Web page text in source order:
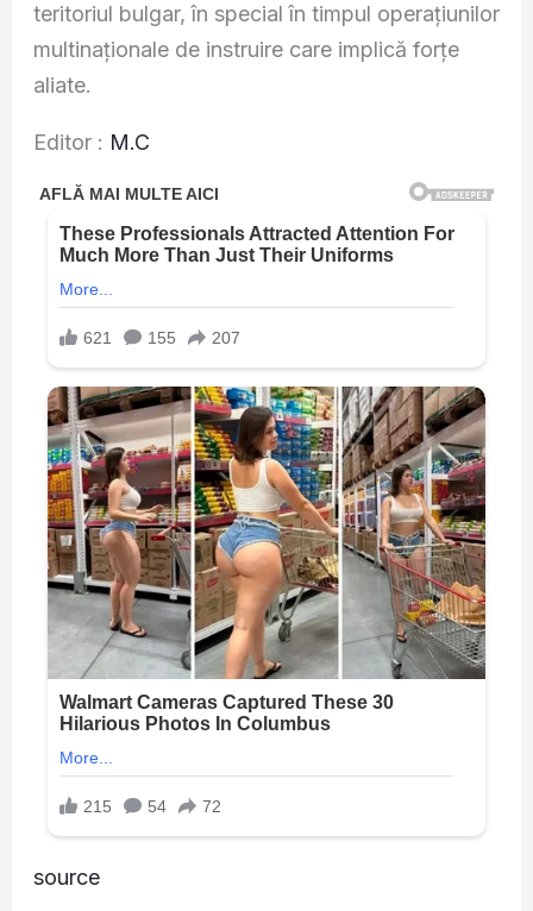
teritoriul bulgar, în special în timpul operațiunilor
multinaționale de instruire care implică forțe
aliate.
Editor : M.C
source